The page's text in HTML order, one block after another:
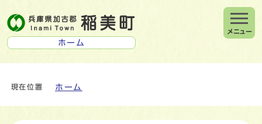
ホーム
メニュー
現在位置 ホーム